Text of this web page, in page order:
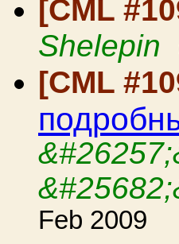
[CML
Shelepin
[CML
Feb 2009